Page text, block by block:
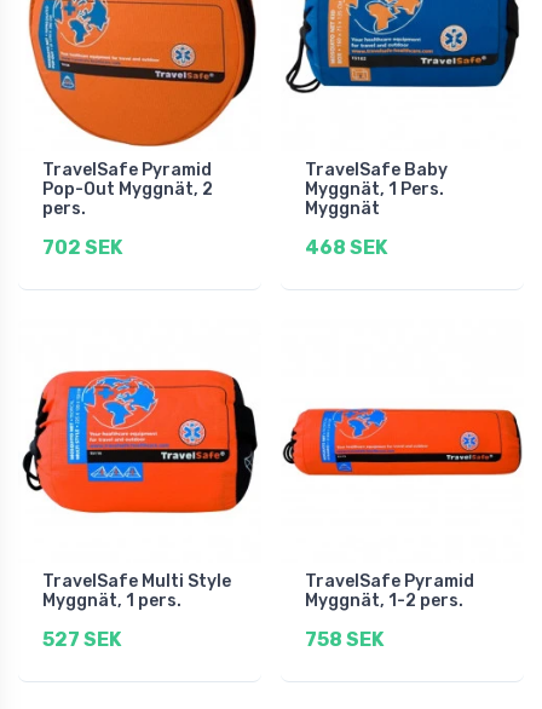
TravelSafe Pyramid
Pop-Out Myggnät, 2
pers.
702 SEK
TravelSafe Baby
Myggnät, 1 Pers.
Myggnät
468 SEK
TravelSafe Multi Style
Myggnät, 1 pers.
527 SEK
TravelSafe Pyramid
Myggnät, 1-2 pers.
758 SEK